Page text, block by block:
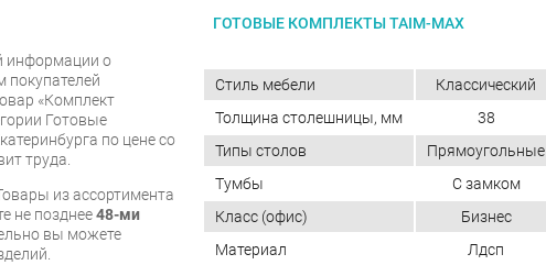
ГОТОВЫЕ КОМПЛЕКТЫ TAIM-MAX
информации о
покупателей
«Комплект
Готовые
по цене со
труда.
из ассортимента
не позднее48-ми
вы можете
Стиль мебели
Классический
Толщина столешницы, мм
38
Типы столов
Прямоугольные
Тумбы
С замком
Класс (офис)
Бизнес
Материал
Лдсп